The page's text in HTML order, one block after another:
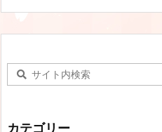
カテゴリー